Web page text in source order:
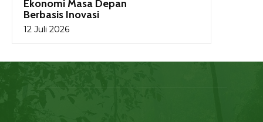
Ekonomi Masa Depan
Berbasis Inovasi
12 Juli 2026